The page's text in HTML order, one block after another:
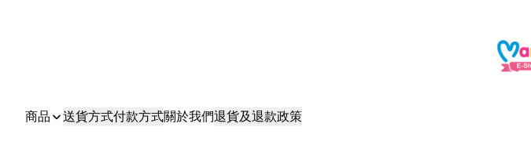
商品 送貨方式付款方式關於我們退貨及退款政策